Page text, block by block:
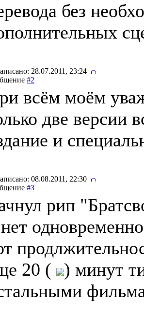
без
28.07.2011, 23:24
#2
всём моём
две версии
и
08.08.2011, 22:30
#3
рип
20 (
) минут